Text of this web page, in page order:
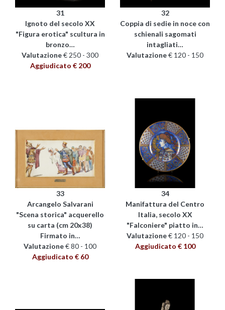
31
Ignoto del secolo XX
"Figura erotica" scultura in
bronzo…
Valutazione€ 250 - 300
Aggiudicato € 200
32
Coppia di sedie in noce con
schienali sagomati
intagliati…
Valutazione€ 120 - 150
33
Arcangelo Salvarani
"Scena storica" acquerello
su carta (cm 20x38)
Firmato in…
Valutazione€ 80 - 100
Aggiudicato € 60
34
Manifattura del Centro
Italia, secolo XX
"Falconiere" piatto in…
Valutazione€ 120 - 150
Aggiudicato € 100